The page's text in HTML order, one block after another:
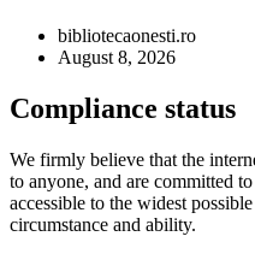
bibliotecaonesti.ro
August 8, 2026
Compliance status
We firmly believe that the
to anyone, and are committed
accessible to the widest
circumstance and ability.